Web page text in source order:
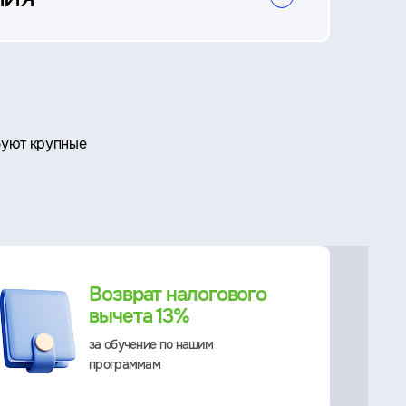
крупные
Возврат налогового
вычета 13%
за обучение по нашим
программам